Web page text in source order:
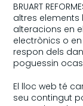
BRUART
altres elements
alteracions en
electrònics o en
respon dels
poguessin
El lloc web té
seu contingut